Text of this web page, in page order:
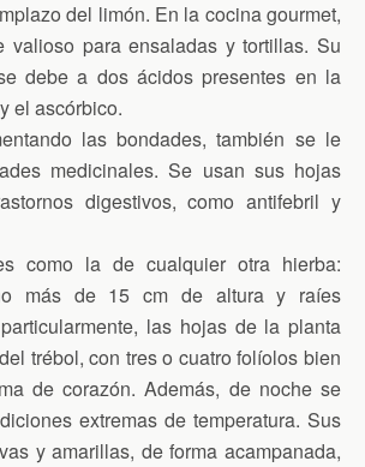
del limón. En la cocina gourmet,
valioso para ensaladas y tortillas. Su
debe a dos ácidos presentes en la
el ascórbico.
las bondades, también se le
medicinales. Se usan sus hojas
digestivos, como antifebril y
como la de cualquier otra hierba:
más de 15 cm de altura y raíes
las hojas de la planta
trébol, con tres o cuatro folíolos bien
de corazón. Además, de noche se
extremas de temperatura. Sus
y amarillas, de forma acampanada,